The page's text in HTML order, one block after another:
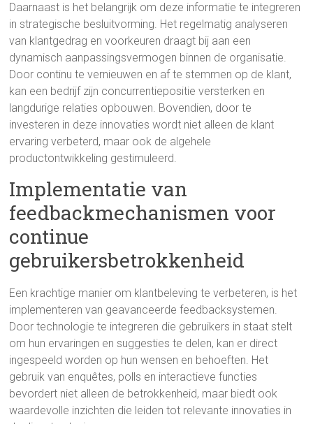
Daarnaast is het belangrijk om deze informatie te integreren
in strategische besluitvorming. Het regelmatig analyseren
van klantgedrag en voorkeuren draagt bij aan een
dynamisch aanpassingsvermogen binnen de organisatie.
Door continu te vernieuwen en af te stemmen op de klant,
kan een bedrijf zijn concurrentiepositie versterken en
langdurige relaties opbouwen. Bovendien, door te
investeren in deze innovaties wordt niet alleen de klant
ervaring verbeterd, maar ook de algehele
productontwikkeling gestimuleerd.
Implementatie van
feedbackmechanismen voor
continue
gebruikersbetrokkenheid
Een krachtige manier om klantbeleving te verbeteren, is het
implementeren van geavanceerde feedbacksystemen.
Door technologie te integreren die gebruikers in staat stelt
om hun ervaringen en suggesties te delen, kan er direct
ingespeeld worden op hun wensen en behoeften. Het
gebruik van enquêtes, polls en interactieve functies
bevordert niet alleen de betrokkenheid, maar biedt ook
waardevolle inzichten die leiden tot relevante innovaties in